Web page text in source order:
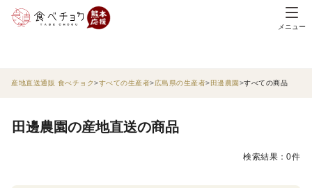
メニュー
産地直送通販 食べチョク すべての生産者 広島県の生産者 田邊農園 すべての商品
田邊農園の産地直送の商品
検索結果：0件